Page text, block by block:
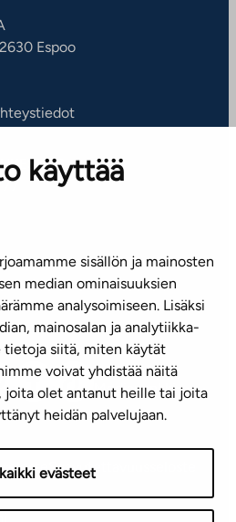
käyttää
sisällön ja mainosten
median ominaisuuksien
analysoimiseen. Lisäksi
mainosalan ja analytiikka-
tietoja siitä, miten käytät
voivat yhdistää näitä
olet antanut heille tai joita
heidän palvelujaan.
evästeet
Espoo
Mediapankki
Saavutettavuusseloste